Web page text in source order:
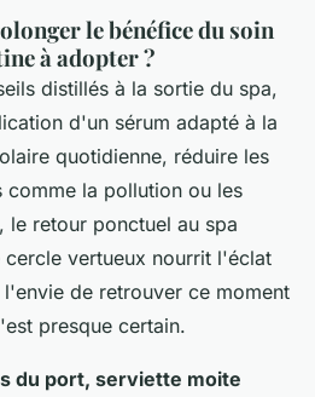
le bénéfice du soin
à adopter ?
distillés à la sortie du spa,
d'un sérum adapté à la
quotidienne, réduire les
comme la pollution ou les
le retour ponctuel au spa
vertueux nourrit l'éclat
de retrouver ce moment
presque certain.
du port, serviette moite